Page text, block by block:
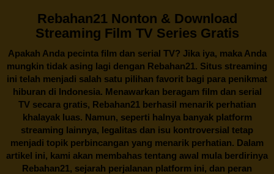
Rebahan21 Nonton & Download
Streaming Film TV Series Gratis
Apakah Anda pecinta film dan serial TV? Jika iya, maka Anda
mungkin tidak asing lagi dengan Rebahan21. Situs streaming
ini telah menjadi salah satu pilihan favorit bagi para penikmat
hiburan di Indonesia. Menawarkan beragam film dan serial
TV secara gratis, Rebahan21berhasil menarik perhatian
khalayak luas. Namun, seperti halnya banyak platform
streaming lainnya, legalitas dan isu kontroversial tetap
menjadi topik perbincangan yang menarik perhatian. Dalam
artikel ini, kami akan membahas tentang awal mula berdirinya
Rebahan21, sejarah perjalanan platform ini, dan peran